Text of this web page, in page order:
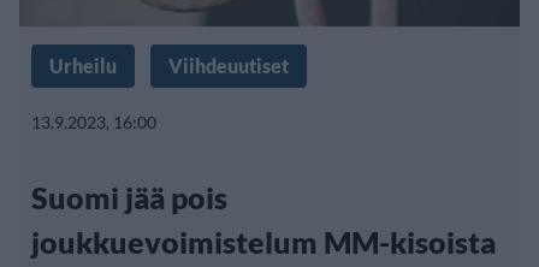
Urheilu Viihdeuutiset
13.9.2023, 16:00
Suomi jää pois
joukkuevoimistelum MM-kisoista